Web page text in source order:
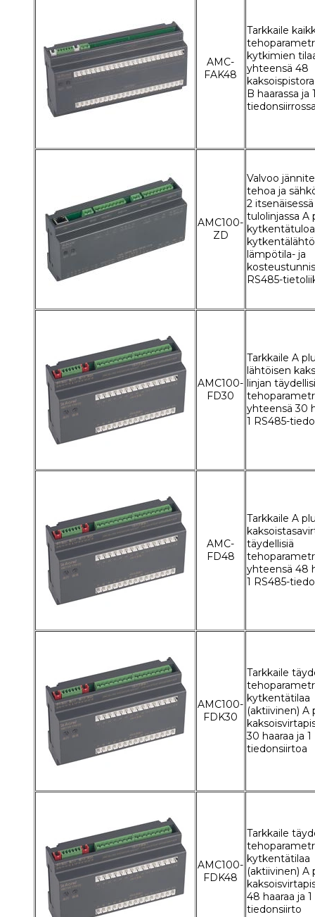
AMC-
FAK48
Tarkkaile
kytkimien
yhteensä 48
B haarassa ja
AMC100-
ZD
Valvoo
tehoa ja
2 itsenäisessä
tulolinjassa A
lämpötila- ja
RS485-
AMC100-
FD30
Tarkkaile A
lähtöisen
linjan
yhteensä 30
1 RS485-
AMC-
FD48
Tarkkaile A
täydellisiä
yhteensä 48
1 RS485-
AMC100-
FDK30
Tarkkaile
kytkentätilaa
(aktiivinen) A
30 haaraa ja
tiedonsiirtoa
AMC100-
FDK48
Tarkkaile
kytkentätilaa
(aktiivinen) A
48 haaraa ja
tiedonsiirto